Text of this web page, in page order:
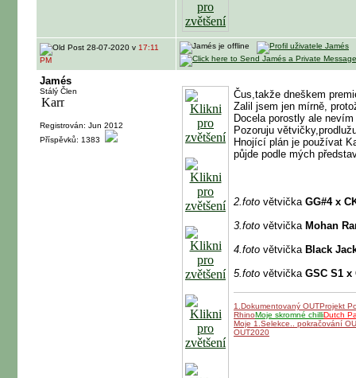
28-07-2020 v 17:11
PM
Jamés
Stálý Člen
Registrován: Jun 2012
Příspěvků: 1383
Čus,takže dneškem
Zalil jsem jen mírně,
Docela porostly ale
Pozoruju
Hnojící plán je používat
půjde podle mých
2.foto větvička GG#4 x
3.foto větvička Mohan
4.foto větvička Black
5.foto větvička GSC S1 x
1.Dokumentovaný OUTProjekt
RhinoMoje skromné chilliDutch
Moje 1.Selekce.. pokračování
OUT2020